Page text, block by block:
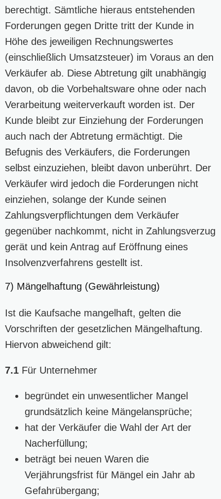
berechtigt. Sämtliche hieraus entstehenden
Forderungen gegen Dritte tritt der Kunde in
Höhe des jeweiligen Rechnungswertes
(einschließlich Umsatzsteuer) im Voraus an den
Verkäufer ab. Diese Abtretung gilt unabhängig
davon, ob die Vorbehaltsware ohne oder nach
Verarbeitung weiterverkauft worden ist. Der
Kunde bleibt zur Einziehung der Forderungen
auch nach der Abtretung ermächtigt. Die
Befugnis des Verkäufers, die Forderungen
selbst einzuziehen, bleibt davon unberührt. Der
Verkäufer wird jedoch die Forderungen nicht
einziehen, solange der Kunde seinen
Zahlungsverpflichtungen dem Verkäufer
gegenüber nachkommt, nicht in Zahlungsverzug
gerät und kein Antrag auf Eröffnung eines
Insolvenzverfahrens gestellt ist.
7) Mängelhaftung (Gewährleistung)
Ist die Kaufsache mangelhaft, gelten die
Vorschriften der gesetzlichen Mängelhaftung.
Hiervon abweichend gilt:
7.1 Für Unternehmer
begründet ein unwesentlicher Mangel
grundsätzlich keine Mängelansprüche;
hat der Verkäufer die Wahl der Art der
Nacherfüllung;
beträgt bei neuen Waren die
Verjährungsfrist für Mängel ein Jahr ab
Gefahrübergang;